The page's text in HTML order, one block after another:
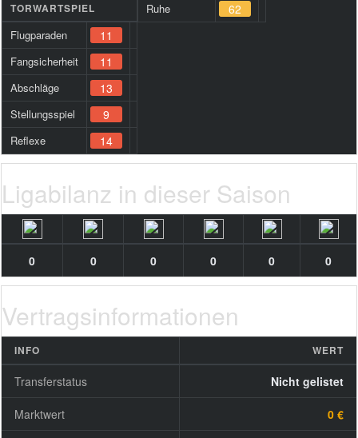
TORWARTSPIEL
Flugparaden 11
Fangsicherheit 11
Abschläge 13
Stellungsspiel 9
Reflexe 14
Ruhe 62
Ligabilanz in dieser Saison
0 0 0 0 0 0
Vertragsinformationen
INFO WERT
Transferstatus Nicht gelistet
Marktwert 0 €